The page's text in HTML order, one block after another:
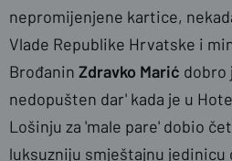
nepromijenjene kartice,
Vlade Republike Hrvatske i
Brođanin Zdravko Marić dobro
nedopušten dar' kada je u
Lošinju za 'male pare' dobio
luksuzniju smještajnu